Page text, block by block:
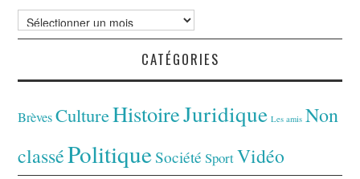
Archives
CATÉGORIES
Brèves CultureHistoireJuridique Les amis Non
classéPolitiqueSociété SportVidéo